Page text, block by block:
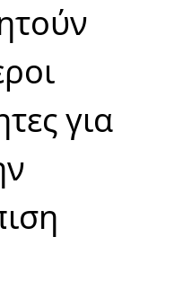
για